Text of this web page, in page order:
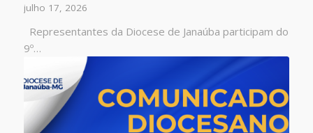
julho 17, 2026
Representantes da Diocese de Janaúba participam do
9º…